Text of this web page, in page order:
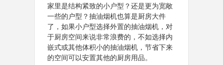
家里是结构紧致的小户型？还是更为宽敞
一些的户型？抽油烟机也算是厨房大件
了，如果小户型选择外置的抽油烟机，对
于厨房空间来说非常浪费的，不如选择内
嵌式或其他体积小的抽油烟机，节省下来
的空间可以安置其他的厨房用品。